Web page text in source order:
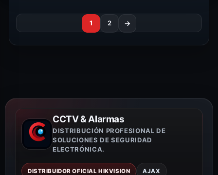
1 2 →
CCTV & Alarmas
DISTRIBUCIÓN PROFESIONAL DE
SOLUCIONES DE SEGURIDAD
ELECTRÓNICA.
DISTRIBUIDOR OFICIAL HIKVISION AJAX